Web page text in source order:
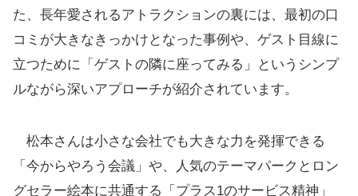
た、長年愛されるアトラクションの裏には、最初の口
コミが大きなきっかけとなった事例や、ゲスト目線に
立つために「ゲストの隣に座ってみる」というシンプ
ルながら深いアプローチが紹介されています。
松本さんは小さな会社でも大きな力を発揮できる
「今からやろう会議」や、人気のテーマパークとロン
グセラー絵本に共通する「プラス1のサービス精神」